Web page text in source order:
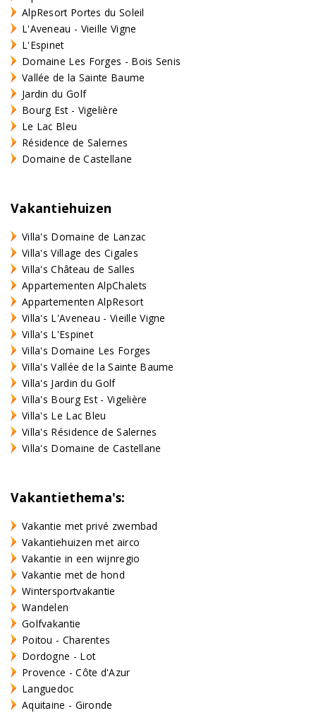
AlpResort Portes du Soleil
L'Aveneau - Vieille Vigne
L'Espinet
Domaine Les Forges - Bois Senis
Vallée de la Sainte Baume
Jardin du Golf
Bourg Est - Vigelière
Le Lac Bleu
Résidence de Salernes
Domaine de Castellane
Vakantiehuizen
Villa's Domaine de Lanzac
Villa's Village des Cigales
Villa's Château de Salles
Appartementen AlpChalets
Appartementen AlpResort
Villa's L'Aveneau - Vieille Vigne
Villa's L'Espinet
Villa's Domaine Les Forges
Villa's Vallée de la Sainte Baume
Villa's Jardin du Golf
Villa's Bourg Est - Vigelière
Villa's Le Lac Bleu
Villa's Résidence de Salernes
Villa's Domaine de Castellane
Vakantiethema's:
Vakantie met privé zwembad
Vakantiehuizen met airco
Vakantie in een wijnregio
Vakantie met de hond
Wintersportvakantie
Wandelen
Golfvakantie
Poitou - Charentes
Dordogne - Lot
Provence - Côte d'Azur
Languedoc
Aquitaine - Gironde